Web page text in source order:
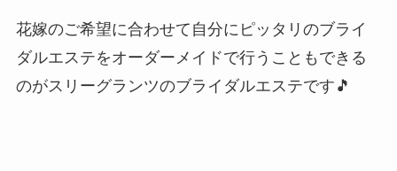
花嫁のご希望に合わせて自分にピッタリのブライ
ダルエステをオーダーメイドで行うこともできる
のがスリーグランツのブライダルエステです🎵